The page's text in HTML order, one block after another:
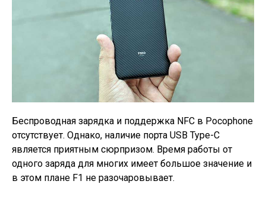
Беспроводная зарядка и поддержка NFC в Pocophone
отсутствует. Однако, наличие порта USB Type-C
является приятным сюрпризом. Время работы от
одного заряда для многих имеет большое значение и
в этом плане F1 не разочаровывает.